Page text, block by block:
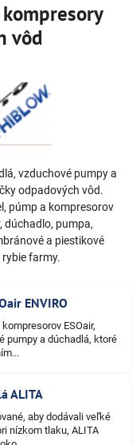
vôd
vzduchové pumpy a
odpadových vôd.
púmp a kompresorov
dúchadlo, pumpa,
a piestikové
farmy.
ENVIRO
ESOair,
pumpy a dúchadlá, ktoré
ALITA
aby dodávali veľké
nízkom tlaku, ALITA